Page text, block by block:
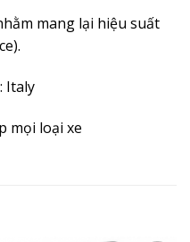
mang lại hiệu suất
Italy
mọi loại xe